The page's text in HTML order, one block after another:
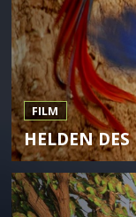
FILM
HELDEN